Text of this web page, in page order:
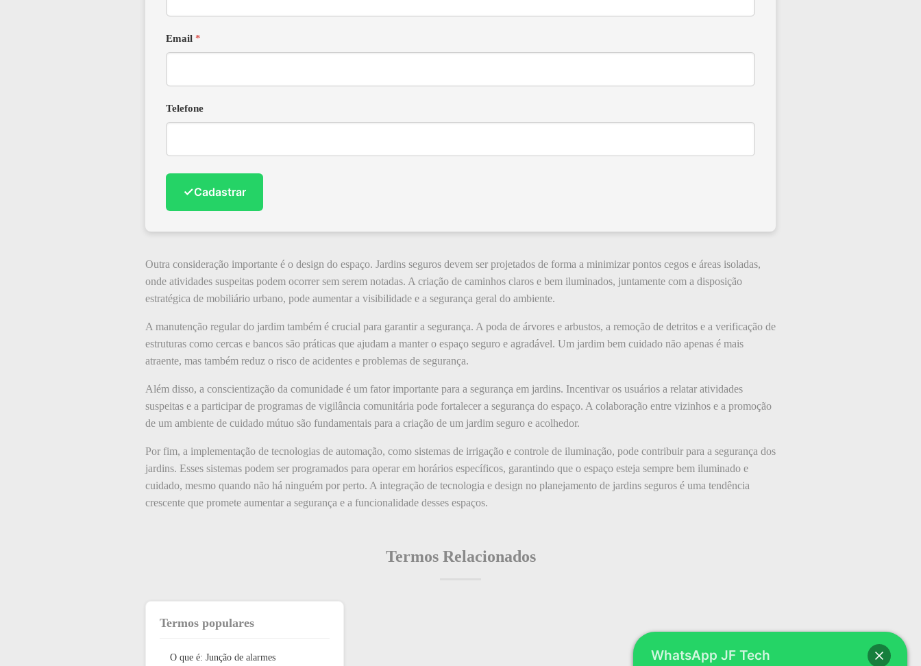
Email *
Telefone
✓Cadastrar
Outra consideração importante é o design do espaço. Jardins seguros devem ser projetados de forma a minimizar pontos cegos e áreas isoladas,
onde atividades suspeitas podem ocorrer sem serem notadas. A criação de caminhos claros e bem iluminados, juntamente com a disposição
estratégica de mobiliário urbano, pode aumentar a visibilidade e a segurança geral do ambiente.
A manutenção regular do jardim também é crucial para garantir a segurança. A poda de árvores e arbustos, a remoção de detritos e a verificação de
estruturas como cercas e bancos são práticas que ajudam a manter o espaço seguro e agradável. Um jardim bem cuidado não apenas é mais
atraente, mas também reduz o risco de acidentes e problemas de segurança.
Além disso, a conscientização da comunidade é um fator importante para a segurança em jardins. Incentivar os usuários a relatar atividades
suspeitas e a participar de programas de vigilância comunitária pode fortalecer a segurança do espaço. A colaboração entre vizinhos e a promoção
de um ambiente de cuidado mútuo são fundamentais para a criação de um jardim seguro e acolhedor.
Por fim, a implementação de tecnologias de automação, como sistemas de irrigação e controle de iluminação, pode contribuir para a segurança dos
jardins. Esses sistemas podem ser programados para operar em horários específicos, garantindo que o espaço esteja sempre bem iluminado e
cuidado, mesmo quando não há ninguém por perto. A integração de tecnologia e design no planejamento de jardins seguros é uma tendência
crescente que promete aumentar a segurança e a funcionalidade desses espaços.
Termos Relacionados
Termos populares
O que é: Junção de alarmes WhatsApp JF Tech